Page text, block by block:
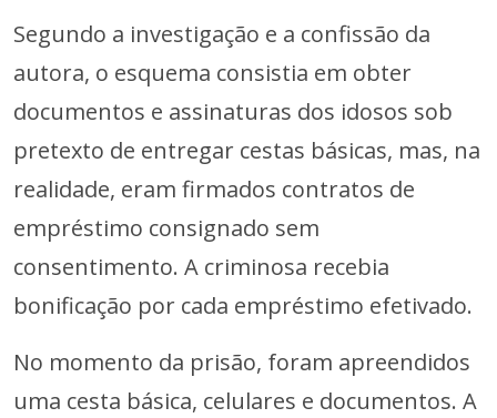
Segundo a investigação e a confissão da
autora, o esquema consistia em obter
documentos e assinaturas dos idosos sob
pretexto de entregar cestas básicas, mas, na
realidade, eram firmados contratos de
empréstimo consignado sem
consentimento. A criminosa recebia
bonificação por cada empréstimo efetivado.
No momento da prisão, foram apreendidos
uma cesta básica, celulares e documentos. A